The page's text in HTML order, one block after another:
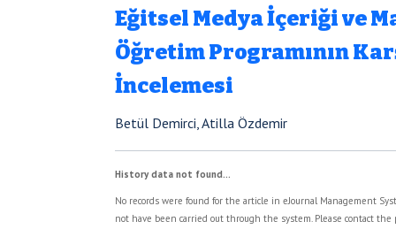
Eğitsel Medya İçeriği ve
Öğretim Programının
İncelemesi
Betül Demirci, Atilla Özdemir
History data not found...
No records were found for the article in eJournal Management
not have been carried out through the system. Please contact